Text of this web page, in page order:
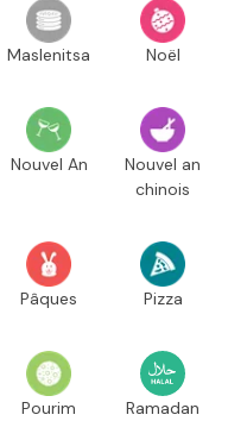
Maslenitsa Noël
Nouvel An
Nouvel an
chinois
Pâques Pizza
Pourim Ramadan